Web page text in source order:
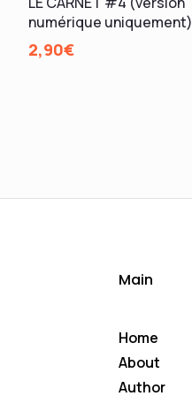
numérique uniquement)
2,90€
Main
Home
About
Author